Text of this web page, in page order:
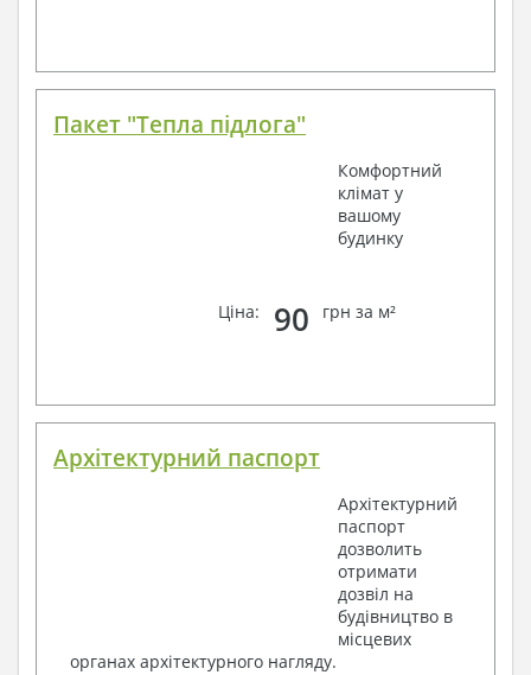
Пакет "Тепла підлога"
Комфортний
клімат у
вашому
будинку
Ціна: 90 грн за м²
Архітектурний паспорт
Архітектурний
паспорт
дозволить
отримати
дозвіл на
будівництво в
місцевих
органах архітектурного нагляду.